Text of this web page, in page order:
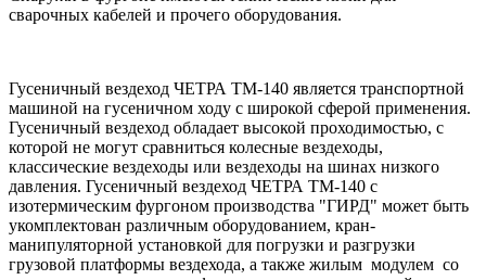
сварочных кабелей и прочего оборудования.
Гусеничный вездеход ЧЕТРА ТМ-140 является транспортной
машиной на гусеничном ходу с широкой сферой применения.
Гусеничный вездеход обладает высокой проходимостью, с
которой не могут сравниться колесные вездеходы,
классические вездеходы или вездеходы на шинах низкого
давления. Гусеничный вездеход ЧЕТРА ТМ-140 с
изотермическим фургоном производства "ГИРД" может быть
укомплектован различным оборудованием, кран-
манипуляторной установкой для погрузки и разгрузки
грузовой платформы вездехода, а также жилым модулем со